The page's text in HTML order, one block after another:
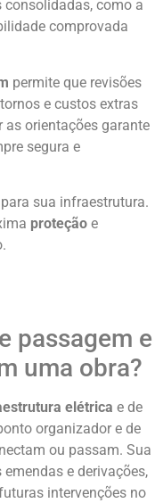
consolidadas, como a
comprovada
permite que revisões
e custos extras
as orientações garante
segura e
sua infraestrutura.
proteção e
passagem e
uma obra?
elétrica e de
organizador e de
ou passam. Sua
e derivações,
intervenções no